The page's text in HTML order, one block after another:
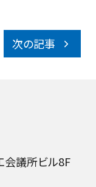
次の記事
議所ビル8F